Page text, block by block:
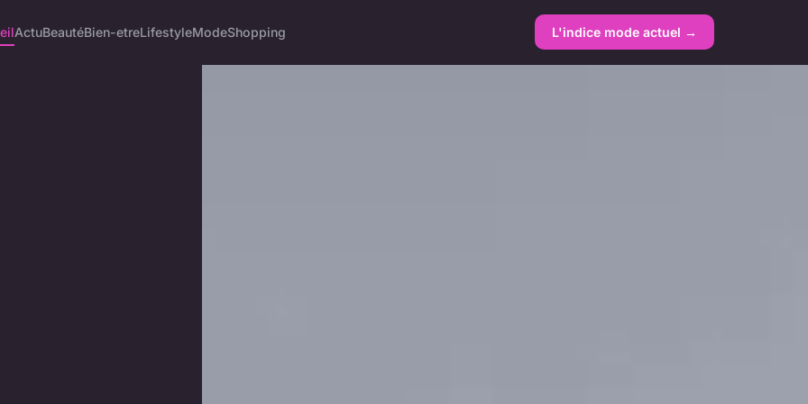
ActuBeautéBien-etreLifestyleModeShopping L'indice mode actuel →